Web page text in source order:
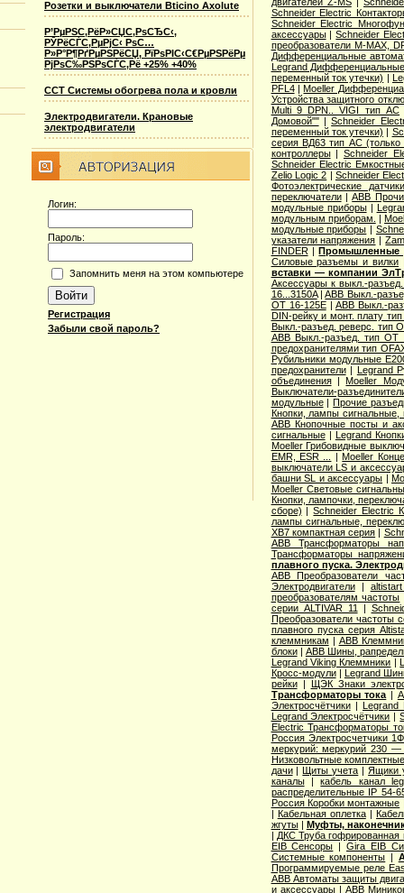
Розетки и выключатели Bticino Axolute
Р’РµРЅС‚РёР»СЏС‚РѕСЂС‹,
РЎРёСЃС‚РµРјС‹ РѕС…
Р»Р°Р¶РґРµРЅРёСЏ, РїРѕРІС‹С€РµРЅРёРµ
РјРѕС‰РЅРѕСЃС‚Рё +25% +40%
ССТ Системы обогрева пола и кровли
Электродвигатели. Крановые
электродвигатели
Логин:
Пароль:
Запомнить меня на этом компьютере
Регистрация
Забыли свой пароль?
Schneider Electric
Schneider Electric
аксессуары|Schneider
преобразователи M-MAX,
Дифференциальные
Legrand
переменный ток утечки) |
PFL4|Moeller
Устройства защитного
Multi 9 DPN.. VIGI тип AС
Домовой""|Schneider
переменный ток утечки) |
серия ВД63 тип АС (только
контроллеры| Schneider
Schneider Electric
Zelio Logic 2 | Schneider
Фотоэлектрические датчики
переключатели|ABB
модульные приборы|
модульным приборам.
|
модульные приборы |
указатели напряжения |
FINDER|Промышленные
Cиловые разъемы и вилки
вставки — компании
Аксессуары к выкл.-
16...3150A|ABB Выкл.-
OT 16-125E| ABB Выкл.-
DIN-рейку и монт. плату
Выкл.-разъед. реверс. тип
ABB Выкл.-разъед. тип OT
предохранителями тип
Рубильники модульные
предохранители| Legrand
объединения|Moeller
Выключатели-
модульные|Прочие
Кнопки, лампы сигнальные,
ABB Кнопочные посты и
сигнальные| Legrand
Moeller Грибовидные
EMR, ESR ...
|Moeller
выключатели LS и
башни SL и аксессуары |
Moeller Световые
Кнопки, лампочки,
сборе) |Schneider Electric
лампы сигнальные,
XB7 компактная серия |
ABB Трансформаторы
Трансформаторы
плавного пуска.
ABB Преобразователи
Электродвигатели|
преобразователям частоты
серии ALTIVAR 11
|
Преобразователи частоты
плавного пуска серия
клеммникам | ABB
блоки| ABB Шины,
Legrand Viking Клеммники |
Кросс-модули| Legrand
рейки| ЩЭК Знаки
Трансформаторы тока |
Электросчётчики| Legrand
Legrand Электросчётчики |
Electric Трансформаторы
Россия Электросчетчики
меркурий: меркурий 230 —
Низковольтные
дачи|Щиты учета |Ящики
каналы|кабель канал
распределительные IP 54-
Россия Коробки монтажные
| Кабельная оплетка|
жгуты| Муфты,
| ДКС Труба гофрированная
EIB Сенсоры |Gira EIB
Системные компоненты |
Программируемые реле
ABB Автоматы защиты
и аксессуары|ABB